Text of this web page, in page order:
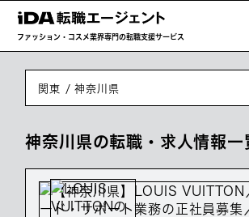
ファッション・コスメ業界専門の転職支援サービス
関東 神奈川県
神奈川県の転職・求人情報一